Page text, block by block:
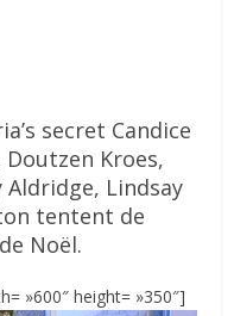
secret Candice
Kroes,
Lindsay
tentent de
Noël.
»600″ height= »350″]